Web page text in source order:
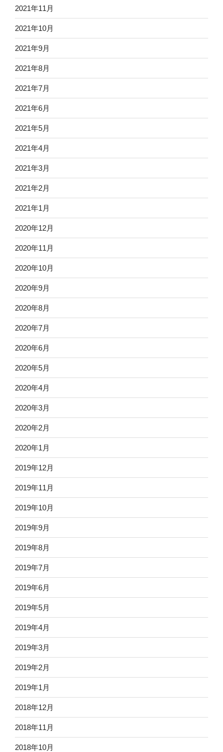
2021年11月
2021年10月
2021年9月
2021年8月
2021年7月
2021年6月
2021年5月
2021年4月
2021年3月
2021年2月
2021年1月
2020年12月
2020年11月
2020年10月
2020年9月
2020年8月
2020年7月
2020年6月
2020年5月
2020年4月
2020年3月
2020年2月
2020年1月
2019年12月
2019年11月
2019年10月
2019年9月
2019年8月
2019年7月
2019年6月
2019年5月
2019年4月
2019年3月
2019年2月
2019年1月
2018年12月
2018年11月
2018年10月